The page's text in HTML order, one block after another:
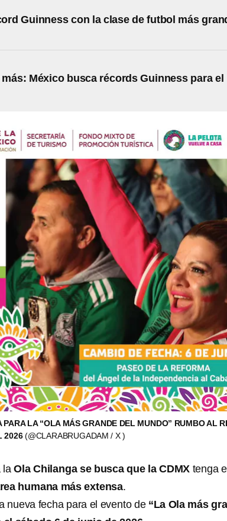
Guinness con la clase de futbol más
México busca récords Guinness para el
LA “OLA MÁS GRANDE DEL MUNDO” RUMBO AL
2026(@CLARABRUGADAM / X )
laOla Chilanga se busca que la CDMX tenga
humana más extensa.
nueva fecha para el evento de “La Ola más